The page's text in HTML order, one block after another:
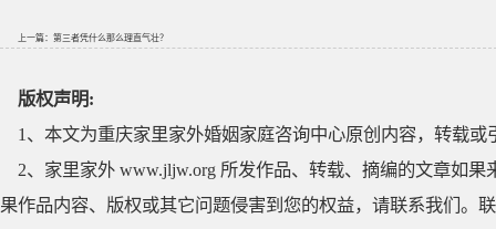
上一篇： 第三者凭什么那么理直气壮？
版权声明:
1、本文为重庆家里家外婚姻家庭咨询中心原创内容，转载
2、家里家外 www.jljw.org 所发作品、转载、摘编的文章如
果作品内容、版权或其它问题侵害到您的权益，请联系我们。